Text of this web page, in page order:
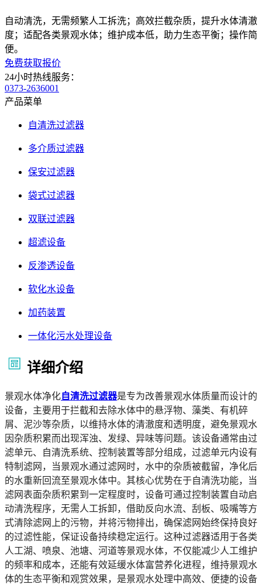
自动清洗，无需频繁人工拆洗；高效拦截杂质，提升水体清澈
度；适配各类景观水体；维护成本低，助力生态平衡；操作简
便。
免费获取报价
24小时热线服务：
0373-2636001
产品菜单
自清洗过滤器
多介质过滤器
保安过滤器
袋式过滤器
双联过滤器
超滤设备
反渗透设备
软化水设备
加药装置
一体化污水处理设备
详细介绍
景观水体净化自清洗过滤器是专为改善景观水体质量而设计的
设备，主要用于拦截和去除水体中的悬浮物、藻类、有机碎
屑、泥沙等杂质，以维持水体的清澈度和透明度，避免景观水
因杂质积累而出现浑浊、发绿、异味等问题。该设备通常由过
滤单元、自清洗系统、控制装置等部分组成，过滤单元内设有
特制滤网，当景观水通过滤网时，水中的杂质被截留，净化后
的水重新回流至景观水体中。其核心优势在于自清洗功能，当
滤网表面杂质积累到一定程度时，设备可通过控制装置自动启
动清洗程序，无需人工拆卸，借助反向水流、刮板、吸嘴等方
式清除滤网上的污物，并将污物排出，确保滤网始终保持良好
的过滤性能，保证设备持续稳定运行。这种过滤器适用于各类
人工湖、喷泉、池塘、河道等景观水体，不仅能减少人工维护
的频率和成本，还能有效延缓水体富营养化进程，维持景观水
体的生态平衡和观赏效果，是景观水处理中高效、便捷的设备